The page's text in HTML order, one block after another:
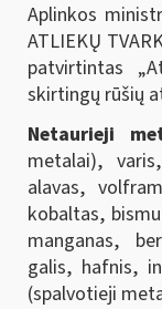
Aplinkos
ATLIEKŲ
patvirtintas
skirtingų rūšių
Netaurieji
metalai),
alavas,
kobaltas,
manganas,
galis, hafnis,
(spalvotieji